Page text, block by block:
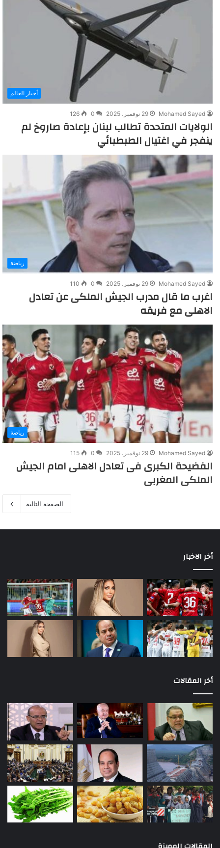
أخبار العالم
Mohamed Sayed 29 نوفمبر، 2025 0
126
الولايات المتحدة تطالب لبنان بإعادة صاروخ لم
ينفجر في اغتيال الطبطبائي
رياضة
Mohamed Sayed 29 نوفمبر، 2025 0
110
اغرب ما قال مدرب الجيش الملكى عن تعادل
الاهلى مع فريقه
رياضة
Mohamed Sayed 29 نوفمبر، 2025 0
115
الفضيحة الكبرى فى تعادل الاهلى امام الجيش
الملكى المغربى
الصفحة التالية
أخر الاخبار
أخر المقالات